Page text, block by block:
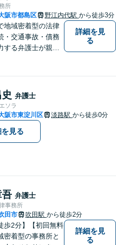
相談可】【今福鶴
所
阪市都島区 野江内代駅 から徒歩3分
地域密着型の法律
・交通事故・債務
する弁護士が親身
お気軽にご連絡く
回面談予約受付中
詳細を見
る
弁護士
ソラ
阪市東淀川区 淡路駅 から徒歩0分
見る
弁護士
事務所
田市 吹田駅 から徒歩2分
歩2分】【初回無料
密着型の事務所と
詳細を見
る